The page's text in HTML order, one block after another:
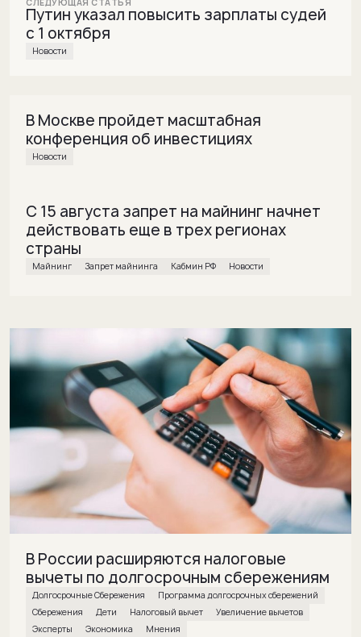
Путин указал повысить зарплаты судей
с 1 октября
Новости
В Москве пройдет масштабная
конференция об инвестициях
Новости
С 15 августа запрет на майнинг начнет
действовать еще в трех регионах
страны
майнинг Запрет майнинга Кабмин РФ Новости
В России расширяются налоговые
вычеты по долгосрочным сбережениям
Долгосрочные Сбережения
Программа долгосрочных сбережений
Сбережения
дети налоговый вычет
Увеличение вычетов
эксперты
экономика Мнения